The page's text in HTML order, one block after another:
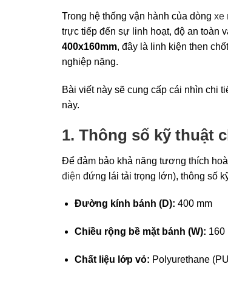
Trong hệ thống vận hành của dòng xe
trực tiếp đến sự linh hoạt, độ an toàn
400x160mm, đây là linh kiện then
nghiệp nặng.
Bài viết này sẽ cung cấp cái nhìn chi
này.
1. Thông số kỹ thuật
Để đảm bảo khả năng tương thích
điện đứng lái tải trọng lớn), thông số
Đường kính bánh (D): 400 mm
Chiều rộng bề mặt bánh (W): 160
Chất liệu lớp vỏ: Polyurethane